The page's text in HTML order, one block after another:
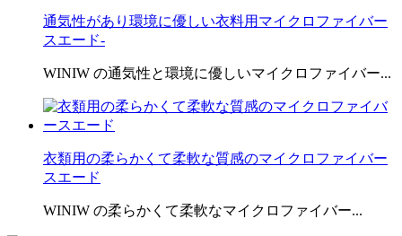
通気性があり環境に優しい衣料用マイクロファイバー
スエード-
WINIW の通気性と環境に優しいマイクロファイバー...
衣類用の柔らかくて柔軟な質感のマイクロファイバー
スエード
WINIW の柔らかくて柔軟なマイクロファイバー...